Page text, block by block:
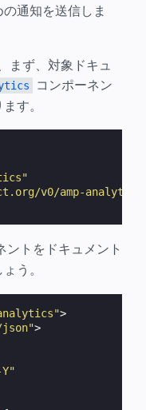
通知を送信しま
まず、対象ドキュ
コンポーネン
す。
v0/amp-
ントをドキュメント
う。
>
>
Y"